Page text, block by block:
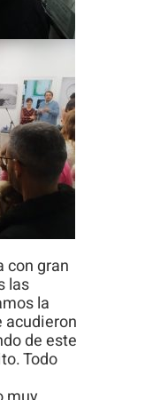
con gran
las
la
acudieron
de este
Todo